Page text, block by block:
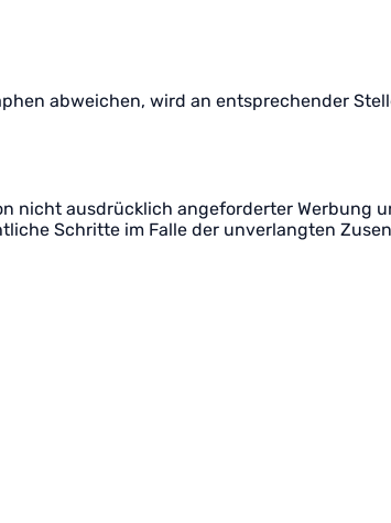
abweichen, wird an entsprechender
nicht ausdrücklich angeforderter Werbung
Schritte im Falle der unverlangten